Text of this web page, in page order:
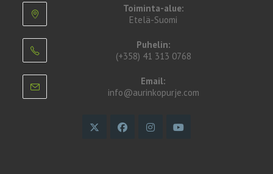
Toiminta-alue:
Etelä-Suomi
Puhelin:
(+358) 41 313 0768
Email:
info@aurinkopurje.com